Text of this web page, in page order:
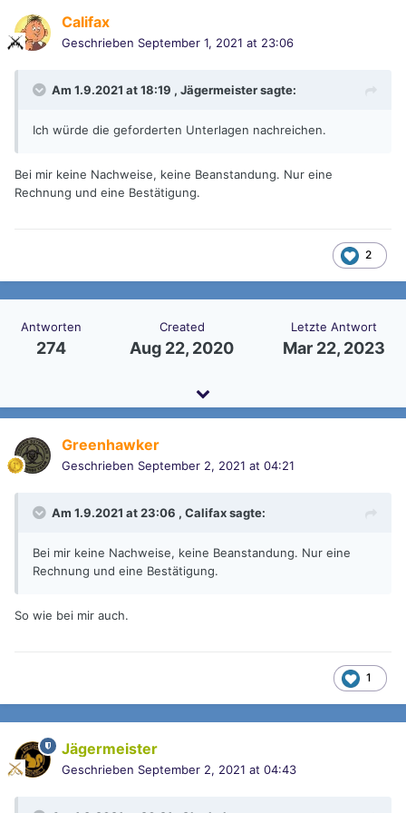
Califax
Geschrieben September 1, 2021 at 23:06
Am 1.9.2021 at 18:19 , Jägermeistersagte:
Ich würde die geforderten Unterlagen nachreichen.
Bei mir keine Nachweise, keine Beanstandung. Nur eine
Rechnung und eine Bestätigung.
2
Antworten
274
Created
Aug 22, 2020
Letzte Antwort
Mar 22, 2023
Greenhawker
Geschrieben September 2, 2021 at 04:21
Am 1.9.2021 at 23:06 , Califaxsagte:
Bei mir keine Nachweise, keine Beanstandung. Nur eine
Rechnung und eine Bestätigung.
So wie bei mir auch.
1
Jägermeister
Geschrieben September 2, 2021 at 04:43